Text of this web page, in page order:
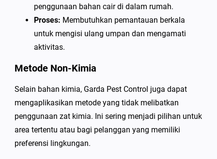
penggunaan bahan cair di dalam rumah.
Proses: Membutuhkan pemantauan berkala
untuk mengisi ulang umpan dan mengamati
aktivitas.
Metode Non-Kimia
Selain bahan kimia, Garda Pest Control juga dapat
mengaplikasikan metode yang tidak melibatkan
penggunaan zat kimia. Ini sering menjadi pilihan untuk
area tertentu atau bagi pelanggan yang memiliki
preferensi lingkungan.